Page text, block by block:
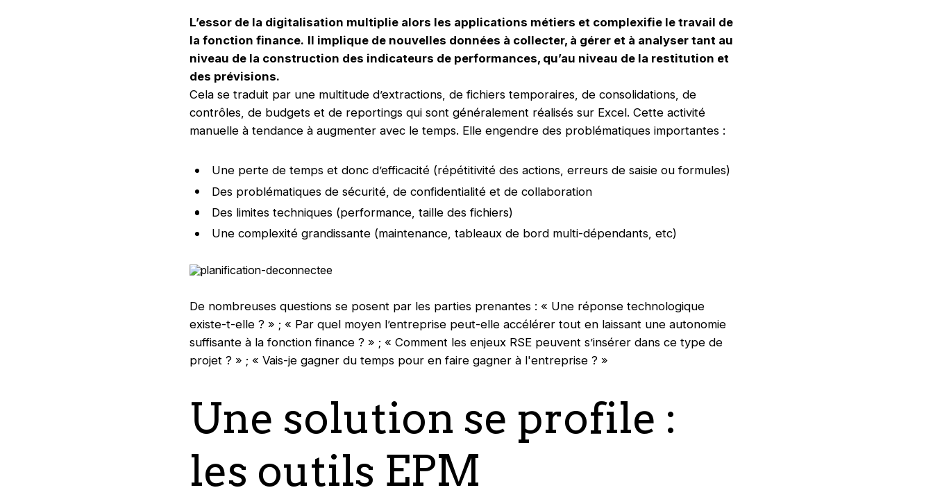
L’essor de la digitalisation multiplie alors les applications métiers et complexifie le travail de
la fonction finance. Il implique de nouvelles données à collecter, à gérer et à analyser tant au
niveau de la construction des indicateurs de performances, qu’au niveau de la restitution et
des prévisions.
Cela se traduit par une multitude d’extractions, de fichiers temporaires, de consolidations, de
contrôles, de budgets et de reportings qui sont généralement réalisés sur Excel. Cette activité
manuelle à tendance à augmenter avec le temps. Elle engendre des problématiques importantes :
Une perte de temps et donc d’efficacité (répétitivité des actions, erreurs de saisie ou formules)
Des problématiques de sécurité, de confidentialité et de collaboration
Des limites techniques (performance, taille des fichiers)
Une complexité grandissante (maintenance, tableaux de bord multi-dépendants, etc)
De nombreuses questions se posent par les parties prenantes : « Une réponse technologique
existe-t-elle ? » ; « Par quel moyen l’entreprise peut-elle accélérer tout en laissant une autonomie
suffisante à la fonction finance ? » ; « Comment les enjeux RSE peuvent s’insérer dans ce type de
projet ? » ; « Vais-je gagner du temps pour en faire gagner à l'entreprise ? »
Une solution se profile :
les outils EPM